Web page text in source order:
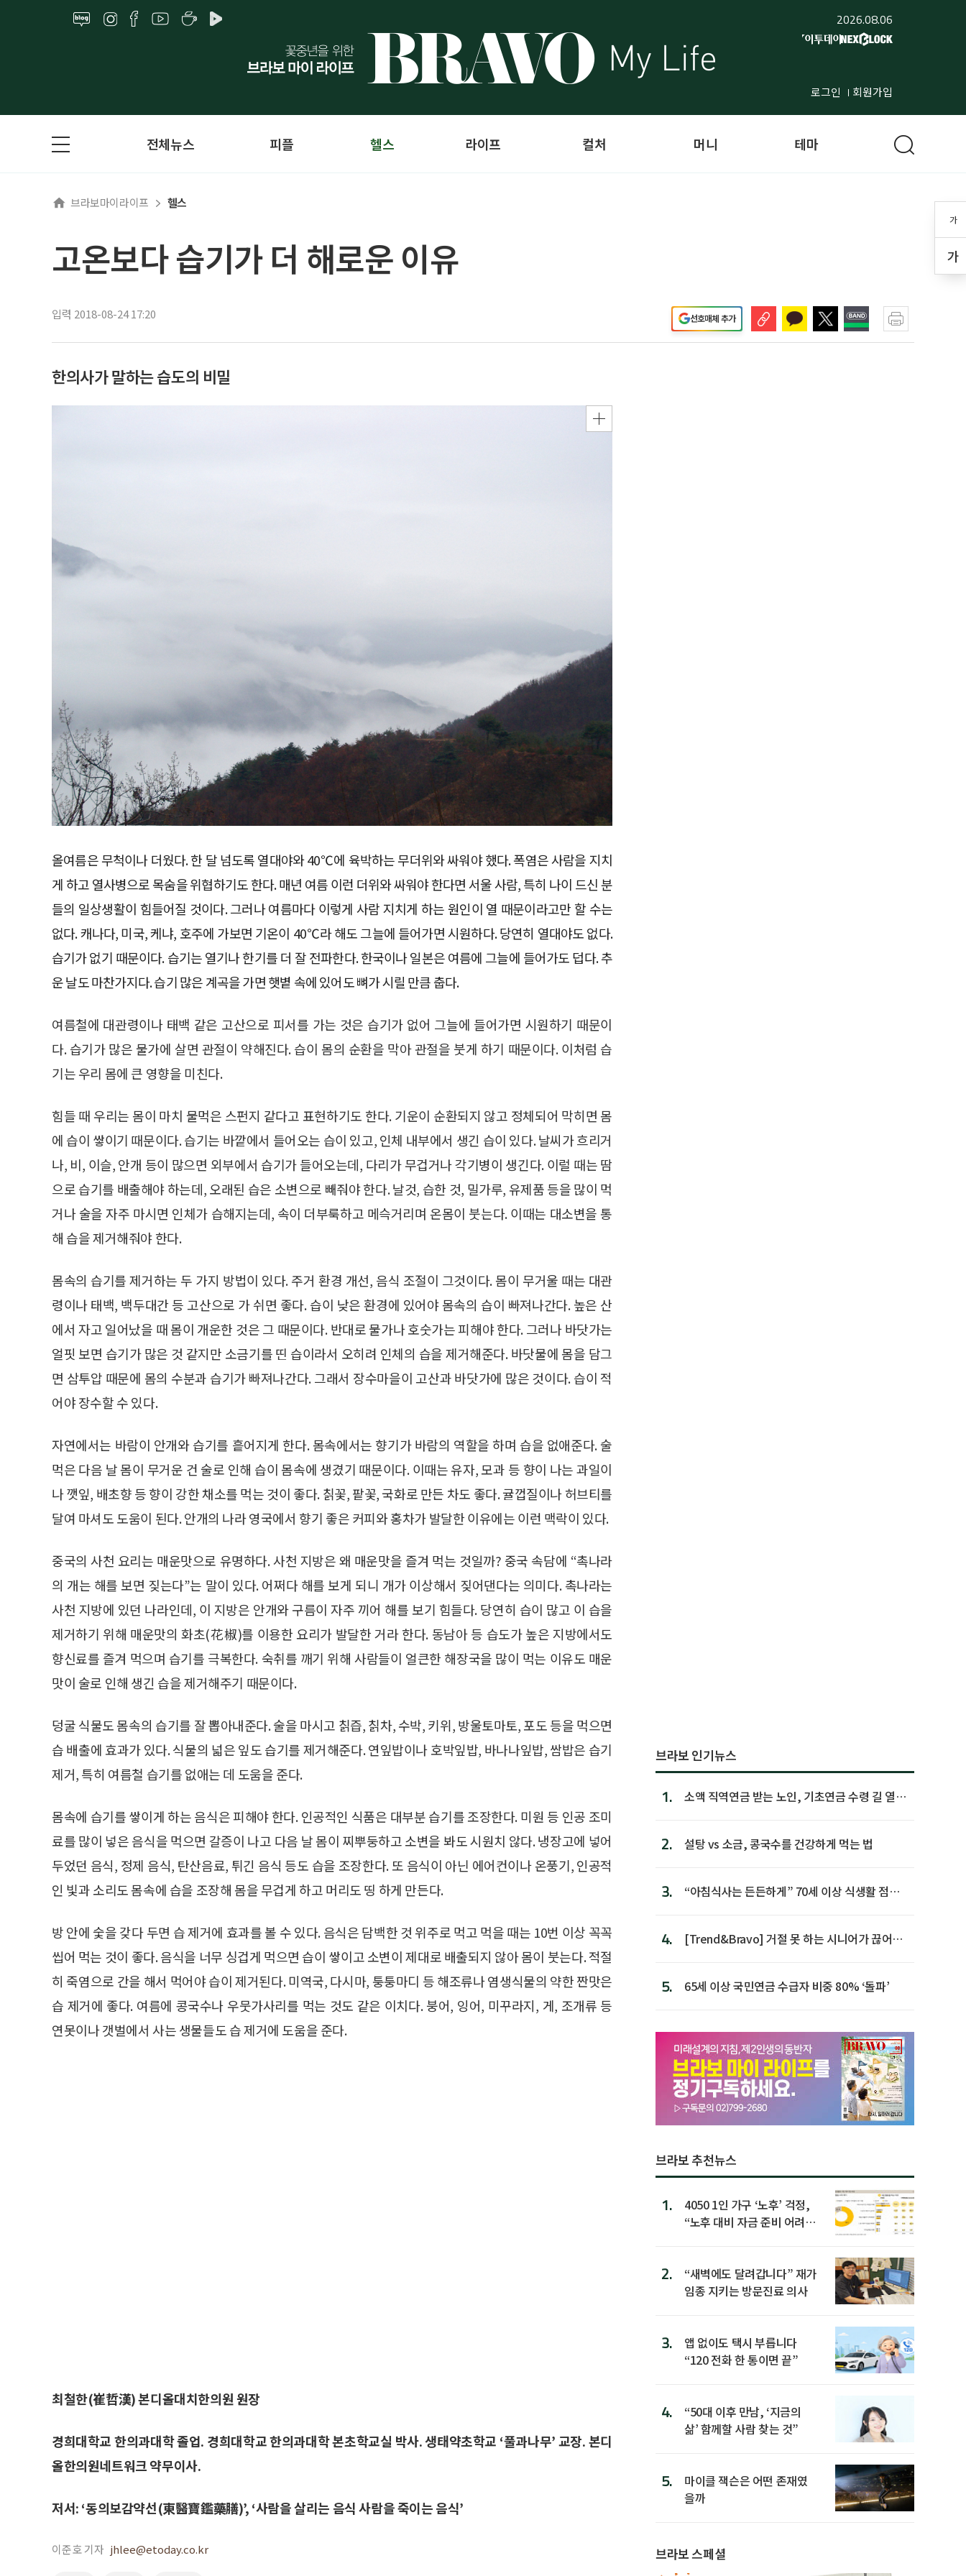
2026.08.06
로그인 회원가입
가
가
전체뉴스 피플 헬스 라이프 컬처 머니 테마
브라보마이라이프 헬스
고온보다 습기가 더 해로운 이유
입력 2018-08-24 17:20 선호매체 추가
한의사가 말하는 습도의 비밀
올여름은 무척이나 더웠다. 한 달 넘도록 열대야와 40℃에 육박하는 무더위와 싸워야 했다. 폭염은 사람을 지치
게 하고 열사병으로 목숨을 위협하기도 한다. 매년 여름 이런 더위와 싸워야 한다면 서울 사람, 특히 나이 드신 분
들의 일상생활이 힘들어질 것이다. 그러나 여름마다 이렇게 사람 지치게 하는 원인이 열 때문이라고만 할 수는
없다. 캐나다, 미국, 케냐, 호주에 가보면 기온이 40℃라 해도 그늘에 들어가면 시원하다. 당연히 열대야도 없다.
습기가 없기 때문이다. 습기는 열기나 한기를 더 잘 전파한다. 한국이나 일본은 여름에 그늘에 들어가도 덥다. 추
운 날도 마찬가지다. 습기 많은 계곡을 가면 햇볕 속에 있어도 뼈가 시릴 만큼 춥다.
여름철에 대관령이나 태백 같은 고산으로 피서를 가는 것은 습기가 없어 그늘에 들어가면 시원하기 때문이
다. 습기가 많은 물가에 살면 관절이 약해진다. 습이 몸의 순환을 막아 관절을 붓게 하기 때문이다. 이처럼 습
기는 우리 몸에 큰 영향을 미친다.
힘들 때 우리는 몸이 마치 물먹은 스펀지 같다고 표현하기도 한다. 기운이 순환되지 않고 정체되어 막히면 몸
에 습이 쌓이기 때문이다. 습기는 바깥에서 들어오는 습이 있고, 인체 내부에서 생긴 습이 있다. 날씨가 흐리거
나, 비, 이슬, 안개 등이 많으면 외부에서 습기가 들어오는데, 다리가 무겁거나 각기병이 생긴다. 이럴 때는 땀
으로 습기를 배출해야 하는데, 오래된 습은 소변으로 빼줘야 한다. 날것, 습한 것, 밀가루, 유제품 등을 많이 먹
거나 술을 자주 마시면 인체가 습해지는데, 속이 더부룩하고 메슥거리며 온몸이 붓는다. 이때는 대소변을 통
해 습을 제거해줘야 한다.
몸속의 습기를 제거하는 두 가지 방법이 있다. 주거 환경 개선, 음식 조절이 그것이다. 몸이 무거울 때는 대관
령이나 태백, 백두대간 등 고산으로 가 쉬면 좋다. 습이 낮은 환경에 있어야 몸속의 습이 빠져나간다. 높은 산
에서 자고 일어났을 때 몸이 개운한 것은 그 때문이다. 반대로 물가나 호숫가는 피해야 한다. 그러나 바닷가는
얼핏 보면 습기가 많은 것 같지만 소금기를 띤 습이라서 오히려 인체의 습을 제거해준다. 바닷물에 몸을 담그
면 삼투압 때문에 몸의 수분과 습기가 빠져나간다. 그래서 장수마을이 고산과 바닷가에 많은 것이다. 습이 적
어야 장수할 수 있다.
자연에서는 바람이 안개와 습기를 흩어지게 한다. 몸속에서는 향기가 바람의 역할을 하며 습을 없애준다. 술
먹은 다음 날 몸이 무거운 건 술로 인해 습이 몸속에 생겼기 때문이다. 이때는 유자, 모과 등 향이 나는 과일이
나 깻잎, 배초향 등 향이 강한 채소를 먹는 것이 좋다. 칡꽃, 팥꽃, 국화로 만든 차도 좋다. 귤껍질이나 허브티를
달여 마셔도 도움이 된다. 안개의 나라 영국에서 향기 좋은 커피와 홍차가 발달한 이유에는 이런 맥락이 있다.
중국의 사천 요리는 매운맛으로 유명하다. 사천 지방은 왜 매운맛을 즐겨 먹는 것일까? 중국 속담에 “촉나라
의 개는 해를 보면 짖는다”는 말이 있다. 어쩌다 해를 보게 되니 개가 이상해서 짖어댄다는 의미다. 촉나라는
사천 지방에 있던 나라인데, 이 지방은 안개와 구름이 자주 끼어 해를 보기 힘들다. 당연히 습이 많고 이 습을
제거하기 위해 매운맛의 화초(花椒)를 이용한 요리가 발달한 거라 한다. 동남아 등 습도가 높은 지방에서도
향신료를 즐겨 먹으며 습기를 극복한다. 숙취를 깨기 위해 사람들이 얼큰한 해장국을 많이 먹는 이유도 매운
맛이 술로 인해 생긴 습을 제거해주기 때문이다.
덩굴 식물도 몸속의 습기를 잘 뽑아내준다. 술을 마시고 칡즙, 칡차, 수박, 키위, 방울토마토, 포도 등을 먹으면
습 배출에 효과가 있다. 식물의 넓은 잎도 습기를 제거해준다. 연잎밥이나 호박잎밥, 바나나잎밥, 쌈밥은 습기
제거, 특히 여름철 습기를 없애는 데 도움을 준다.
몸속에 습기를 쌓이게 하는 음식은 피해야 한다. 인공적인 식품은 대부분 습기를 조장한다. 미원 등 인공 조미
료를 많이 넣은 음식을 먹으면 갈증이 나고 다음 날 몸이 찌뿌둥하고 소변을 봐도 시원치 않다. 냉장고에 넣어
두었던 음식, 정제 음식, 탄산음료, 튀긴 음식 등도 습을 조장한다. 또 음식이 아닌 에어컨이나 온풍기, 인공적
인 빛과 소리도 몸속에 습을 조장해 몸을 무겁게 하고 머리도 띵 하게 만든다.
방 안에 숯을 갖다 두면 습 제거에 효과를 볼 수 있다. 음식은 담백한 것 위주로 먹고 먹을 때는 10번 이상 꼭꼭
씹어 먹는 것이 좋다. 음식을 너무 싱겁게 먹으면 습이 쌓이고 소변이 제대로 배출되지 않아 몸이 붓는다. 적절
히 죽염으로 간을 해서 먹어야 습이 제거된다. 미역국, 다시마, 퉁퉁마디 등 해조류나 염생식물의 약한 짠맛은
습 제거에 좋다. 여름에 콩국수나 우뭇가사리를 먹는 것도 같은 이치다. 붕어, 잉어, 미꾸라지, 게, 조개류 등
연못이나 갯벌에서 사는 생물들도 습 제거에 도움을 준다.
최철한(崔哲漢) 본디올대치한의원 원장
경희대학교 한의과대학 졸업. 경희대학교 한의과대학 본초학교실 박사. 생태약초학교 ‘풀과나무’ 교장. 본디
올한의원네트워크 약무이사.
저서: ‘동의보감약선(東醫寶鑑藥膳)’, ‘사람을 살리는 음식 사람을 죽이는 음식’
이준호 기자 jhlee@etoday.co.kr
브라보 인기뉴스
1.
소액 직역연금 받는 노인, 기초연금 수령 길 열린
2. 설탕 vs 소금, 콩국수를 건강하게 먹는 법
3.
“아침식사는 든든하게” 70세 이상 식생활 점수
4.
[Trend&Bravo] 거절 못 하는 시니어가 끊어야
5. 65세 이상 국민연금 수급자 비중 80% ‘돌파’
브라보 추천뉴스
1.
4050 1인 가구 ‘노후’ 걱정,
“노후 대비 자금 준비 어려
2.
“새벽에도 달려갑니다” 재가
임종 지키는 방문진료 의사
3.
앱 없이도 택시 부릅니다
“120 전화 한 통이면 끝”
4.
“50대 이후 만남, ‘지금의
삶’ 함께할 사람 찾는 것”
5.
마이클 잭슨은 어떤 존재였
을까
브라보 스페셜